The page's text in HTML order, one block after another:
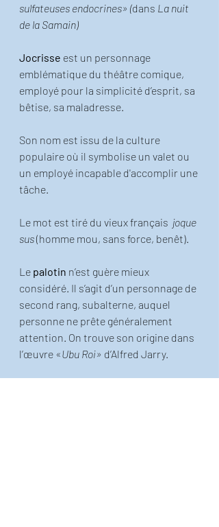
sulfateuses endocrines» (dans La nuit
de la Samain)
Jocrisse est un personnage
emblématique du théâtre comique,
employé pour la simplicité d’esprit, sa
bêtise, sa maladresse.
Son nom est issu de la culture
populaire où il symbolise un valet ou
un employé incapable d'accomplir une
tâche.
Le mot est tiré du vieux français joque
sus (homme mou, sans force, benêt).
Le palotin n’est guère mieux
considéré. Il s’agit d’un personnage de
second rang, subalterne, auquel
personne ne prête généralement
attention. On trouve son origine dans
l’œuvre «Ubu Roi» d’Alfred Jarry.